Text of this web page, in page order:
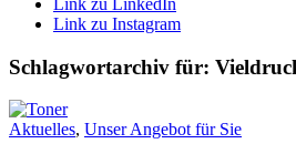
Link zu LinkedIn
Link zu Instagram
Schlagwortarchiv für:
Aktuelles, Unser Angebot für Sie